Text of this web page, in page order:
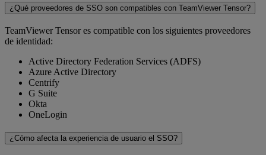
¿Qué proveedores de SSO son compatibles con TeamViewer Tensor?
TeamViewer Tensor es compatible con los siguientes proveedores
de identidad:
Active Directory Federation Services (ADFS)
Azure Active Directory
Centrify
G Suite
Okta
OneLogin
¿Cómo afecta la experiencia de usuario el SSO?